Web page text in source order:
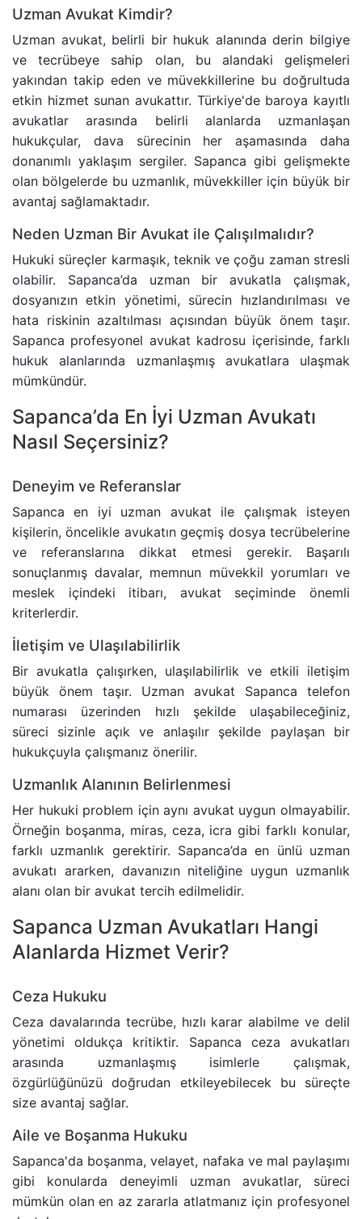
BANKA HESABINA KONULAN BLOKENIN
GAYRIMENKUL AVUKATI
HAKARET SUÇU
İZALE-I ŞUYU DAVASI
TAŞINMAZ SATIŞ VAADI SÖZLEŞMESI
ECRIMISIL DAVASI
KASTEN YARALAMA SUÇU
UYUŞTURUCU TICARETI DAVASI
ADLI KONTROL TEDBIRI
HIRSIZLIK SUÇU
KONUT DOKUNULMAZLIĞININ IHLALI SUÇU
ÖZEL HAYATIN GIZLILIĞI SUÇU
CINSEL TACIZ SUÇU
TASARRUFUN IPTALI DAVASI
YÜRÜTMENIN DURDURULMASI KARARI
HÜKMÜN AÇIKLANMASININ GERI BIRAKILMASI
TRAFIK CEZASINA ITIRAZ SÜRECI
TAŞINMAZ ALMAK SURETIYLE TÜRK
YARGILANMANIN YENILENMESI DAVASI
MURIS MUVAZAASI NEDENIYLE TAPU IPTAL VE
Uzman Avukat Kimdir?
Uzman avukat, belirli bir hukuk alanında derin bilgiye
ve tecrübeye sahip olan, bu alandaki gelişmeleri
yakından takip eden ve müvekkillerine bu doğrultuda
etkin hizmet sunan avukattır. Türkiye'de baroya kayıtlı
avukatlar arasında belirli alanlarda uzmanlaşan
hukukçular, dava sürecinin her aşamasında daha
donanımlı yaklaşım sergiler. Sapanca gibi gelişmekte
olan bölgelerde bu uzmanlık, müvekkiller için büyük bir
avantaj sağlamaktadır.
Neden Uzman Bir Avukat ile Çalışılmalıdır?
Hukuki süreçler karmaşık, teknik ve çoğu zaman stresli
olabilir. Sapanca’da uzman bir avukatla çalışmak,
dosyanızın etkin yönetimi, sürecin hızlandırılması ve
hata riskinin azaltılması açısından büyük önem taşır.
Sapanca profesyonel avukat kadrosu içerisinde, farklı
hukuk alanlarında uzmanlaşmış avukatlara ulaşmak
mümkündür.
Sapanca’da En İyi Uzman Avukatı
Nasıl Seçersiniz?
Deneyim ve Referanslar
Sapanca en iyi uzman avukat ile çalışmak isteyen
kişilerin, öncelikle avukatın geçmiş dosya tecrübelerine
ve referanslarına dikkat etmesi gerekir. Başarılı
sonuçlanmış davalar, memnun müvekkil yorumları ve
meslek içindeki itibarı, avukat seçiminde önemli
kriterlerdir.
İletişim ve Ulaşılabilirlik
Bir avukatla çalışırken, ulaşılabilirlik ve etkili iletişim
büyük önem taşır. Uzman avukat Sapanca telefon
numarası üzerinden hızlı şekilde ulaşabileceğiniz,
süreci sizinle açık ve anlaşılır şekilde paylaşan bir
hukukçuyla çalışmanız önerilir.
Uzmanlık Alanının Belirlenmesi
Her hukuki problem için aynı avukat uygun olmayabilir.
Örneğin boşanma, miras, ceza, icra gibi farklı konular,
farklı uzmanlık gerektirir. Sapanca’da en ünlü uzman
avukatı ararken, davanızın niteliğine uygun uzmanlık
alanı olan bir avukat tercih edilmelidir.
Sapanca Uzman Avukatları Hangi
Alanlarda Hizmet Verir?
Ceza Hukuku
Ceza davalarında tecrübe, hızlı karar alabilme ve delil
yönetimi oldukça kritiktir. Sapanca ceza avukatları
arasında uzmanlaşmış isimlerle çalışmak,
özgürlüğünüzü doğrudan etkileyebilecek bu süreçte
size avantaj sağlar.
Aile ve Boşanma Hukuku
Sapanca'da boşanma, velayet, nafaka ve mal paylaşımı
gibi konularda deneyimli uzman avukatlar, süreci
mümkün olan en az zararla atlatmanız için profesyonel